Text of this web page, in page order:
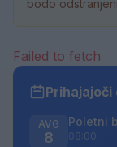
bodo
Failed to fetch
Prihajajoči
AVG
8
Poletni
08:00